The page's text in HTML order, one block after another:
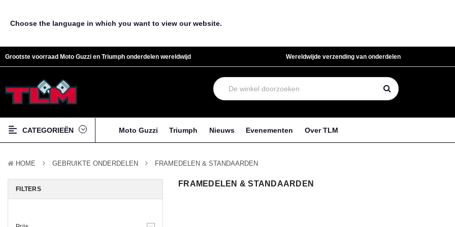
Choose the language in which you want to view our website.
Grootste voorraad Moto Guzzi en Triumph onderdelen wereldwijd Wereldwijde verzending van onderdelen
CATEGORIEËN Moto Guzzi Triumph Nieuws Evenementen Over TLM
HOME GEBRUIKTE ONDERDELEN FRAMEDELEN & STANDAARDEN
FILTERS
FRAMEDELEN & STANDAARDEN